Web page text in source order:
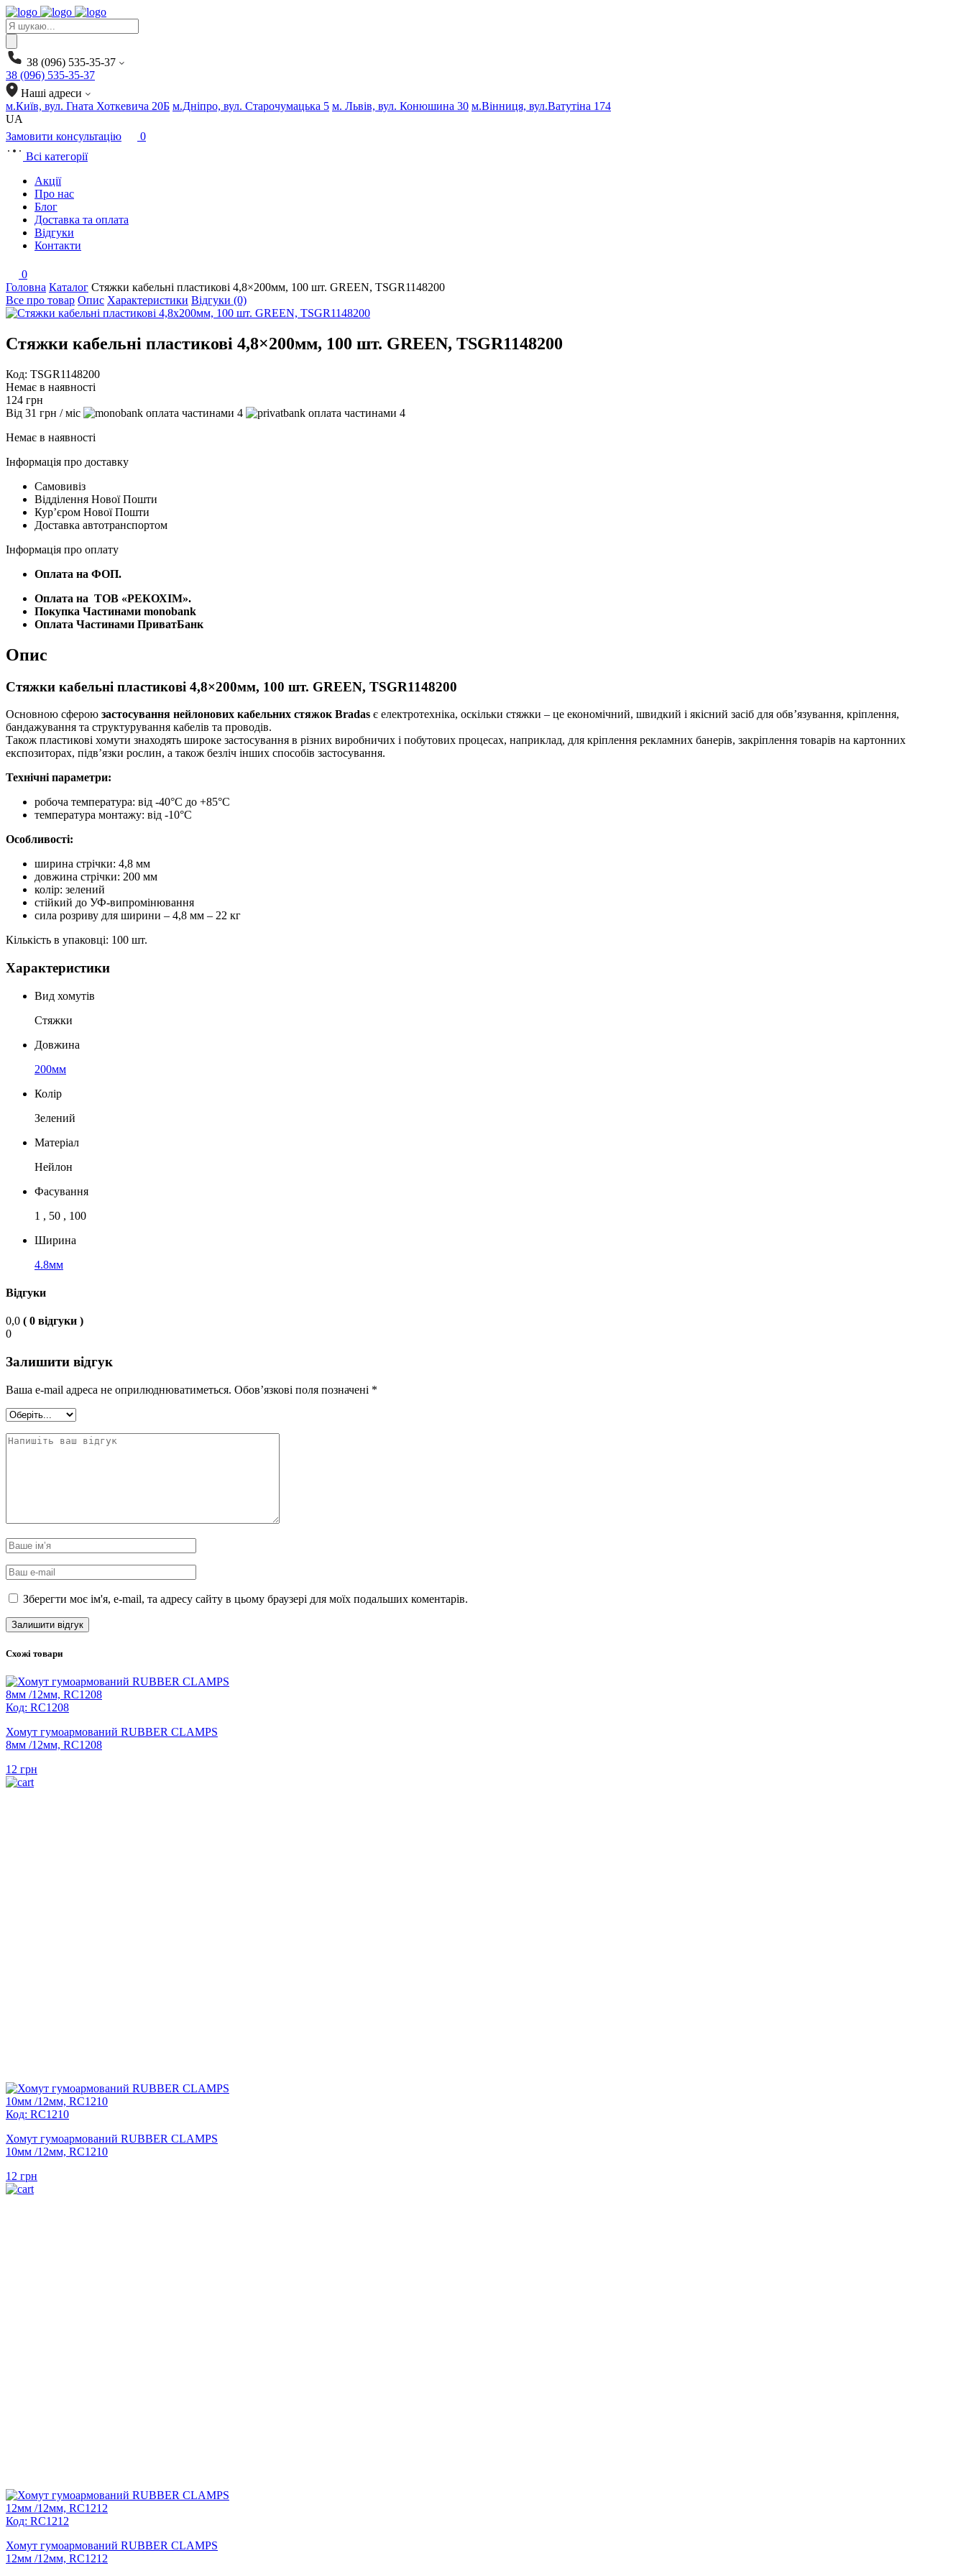
Products
search
38 (096) 535-35-37
38 (096) 535-35-37
Наші адреси
м.Київ, вул. Гната Хоткевича 20Б м.Дніпро, вул. Старочумацька 5 м. Львів, вул. Конюшина 30 м.Вінниця, вул.Ватутіна 174
UA
Замовити консультацію
0
Всі категорії
Акції
Про нас
Блог
Доставка та оплата
Відгуки
Контакти
0
Головна Каталог Стяжки кабельні пластикові 4,8×200мм, 100 шт. GREEN, TSGR1148200
Все про товар Опис Характеристики Відгуки (0)
Стяжки кабельні пластикові 4,8×200мм, 100 шт. GREEN, TSGR1148200
Код: TSGR1148200
Немає в наявності
124 грн
Від 31 грн / міс 4
4
Немає в наявності
Інформація про доставку
Самовивіз
Відділення Нової Пошти
Курʼєром Нової Пошти
Доставка автотранспортом
Інформація про оплату
Оплата на ФОП.
Оплата на ТОВ «РЕКОХІМ».
Покупка Частинами monobank
Оплата Частинами ПриватБанк
Опис
Стяжки кабельні пластикові 4,8×200мм, 100 шт. GREEN, TSGR1148200
Основною сферою застосування нейлонових кабельних стяжок Bradas є електротехніка, оскільки стяжки – це економічний, швидкий і якісний засіб для обв’язування, кріплення,
бандажування та структурування кабелів та проводів.
Також пластикові хомути знаходять широке застосування в різних виробничих і побутових процесах, наприклад, для кріплення рекламних банерів, закріплення товарів на картонних
експозиторах, підв’язки рослин, а також безліч інших способів застосування.
Технічні параметри:
робоча температура: від -40°C до +85°C
температура монтажу: від -10°C
Особливості:
ширина стрічки: 4,8 мм
довжина стрічки: 200 мм
колір: зелений
стійкий до УФ-випромінювання
сила розриву для ширини – 4,8 мм – 22 кг
Кількість в упаковці: 100 шт.
Характеристики
Вид хомутів
Стяжки
Довжина
200мм
Колір
Зелений
Матеріал
Нейлон
Фасування
1 , 50 , 100
Ширина
4.8мм
Відгуки
0,0 ( 0 відгуки )
0
Залишити відгук
Ваша e-mail адреса не оприлюднюватиметься. Обов’язкові поля позначені *
Зберегти моє ім'я, e-mail, та адресу сайту в цьому браузері для моїх подальших коментарів.
Схожі товари
Код: RC1208
Хомут гумоармований RUBBER CLAMPS
8мм /12мм, RC1208
12 грн
Код: RC1210
Хомут гумоармований RUBBER CLAMPS
10мм /12мм, RC1210
12 грн
Код: RC1212
Хомут гумоармований RUBBER CLAMPS
12мм /12мм, RC1212